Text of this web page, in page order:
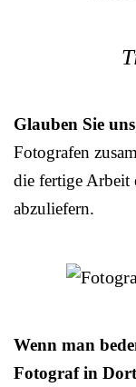
Glauben Sie uns
Fotografen
die fertige Arbeit
abzuliefern.
Wenn man
Fotograf in